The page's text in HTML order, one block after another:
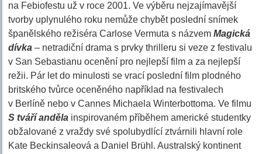
na Febiofestu už v roce 2001. Ve výběru nejzajímavější
tvorby uplynulého roku nemůže chybět poslední snímek
španělského režiséra Carlose Vermuta s názvemMagická
dívka– netradiční drama s prvky thrilleru si veze z festivalu
v San Sebastianu ocenění pro nejlepší film a za nejlepší
režii. Pár let do minulosti se vrací poslední film plodného
britského tvůrce oceněného například na festivalech
v Berlíně nebo v Cannes Michaela Winterbottoma. Ve filmu
S tváří anděla inspirovaném příběhem americké studentky
obžalované z vraždy své spolubydlící ztvárnili hlavní role
Kate Beckinsaleová a Daniel Brühl. Australský kontinent